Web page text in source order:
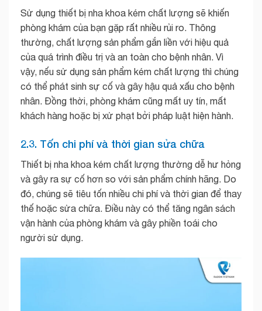
Sử dụng thiết bị nha khoa kém chất lượng sẽ khiến
phòng khám của bạn gặp rất nhiều rủi ro. Thông
thường, chất lượng sản phẩm gắn liền với hiệu quả
của quá trình điều trị và an toàn cho bệnh nhân. Vì
vậy, nếu sử dụng sản phẩm kém chất lượng thì chúng
có thể phát sinh sự cố và gây hậu quả xấu cho bệnh
nhân. Đồng thời, phòng khám cũng mất uy tín, mất
khách hàng hoặc bị xử phạt bởi pháp luật hiện hành.
2.3. Tốn chi phí và thời gian sửa chữa
Thiết bị nha khoa kém chất lượng thường dễ hư hỏng
và gây ra sự cố hơn so với sản phẩm chính hãng. Do
đó, chúng sẽ tiêu tốn nhiều chi phí và thời gian để thay
thế hoặc sửa chữa. Điều này có thể tăng ngân sách
vận hành của phòng khám và gây phiền toái cho
người sử dụng.